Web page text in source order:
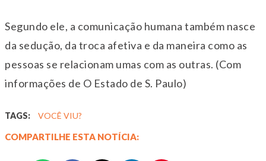
Segundo ele, a comunicação humana também nasce
da sedução, da troca afetiva e da maneira como as
pessoas se relacionam umas com as outras. (Com
informações de O Estado de S. Paulo)
TAGS: VOCÊ VIU?
COMPARTILHE ESTA NOTÍCIA: